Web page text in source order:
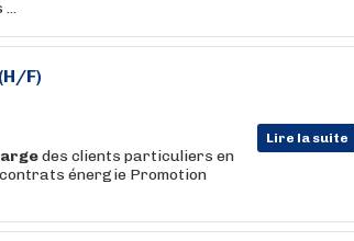
F)
Lire la suite
des clients particuliers en
énergie Promotion